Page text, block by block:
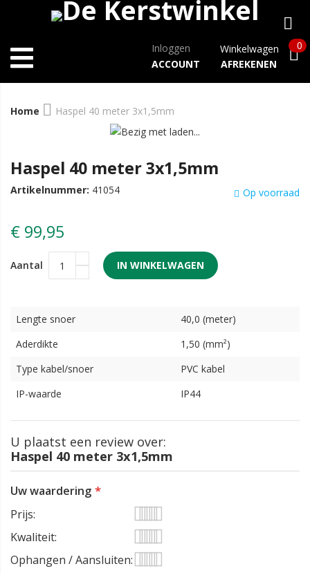
Inloggen
ACCOUNT
Winkelwagen
AFREKENEN
0
Home Haspel 40 meter 3x1,5mm
Haspel 40 meter 3x1,5mm
Op voorraad
Artikelnummer: 41054
€ 99,95
Aantal IN WINKELWAGEN
Lengte snoer
40,0 (meter)
Aderdikte
1,50 (mm²)
Type kabel/snoer
PVC kabel
IP-waarde
IP44
U plaatst een review over:
Haspel 40 meter 3x1,5mm
Uw waardering
Prijs
1
star
2
stars
3
stars
4
stars
5
stars
Kwaliteit
1
2
3
4
5
Ophangen / Aansluiten